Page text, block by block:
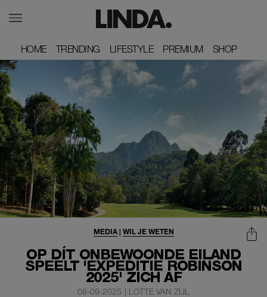
HOME
HOME TRENDING
TRENDING LIFESTYLE
LIFESTYLE PREMIUM
PREMIUM SHOP
SHOP
OP DÍT ONBEWOONDE EILAND
SPEELT 'EXPEDITIE ROBINSON
2025' ZICH AF
MEDIA| WIL JE WETEN
08-09-2025 | LOTTE VAN ZIJL